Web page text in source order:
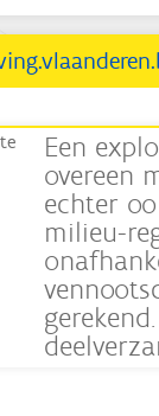
Een
overeen
echter
milieu-